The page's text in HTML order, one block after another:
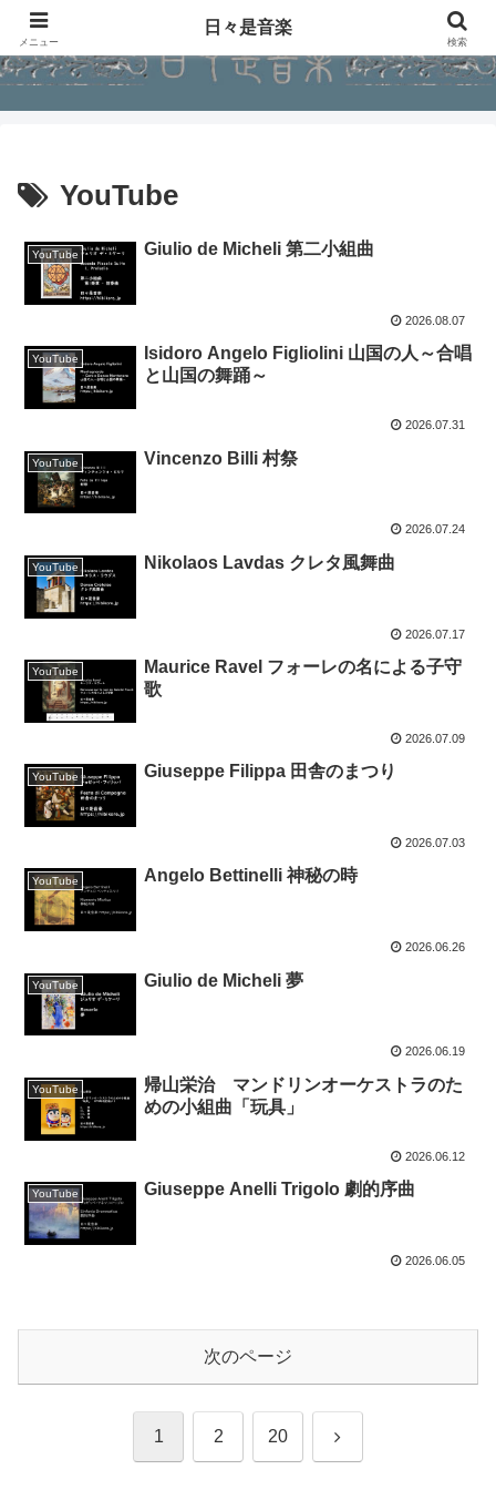
YouTube
YouTube Giulio de Micheli 第二小組曲
2026.08.07
YouTube
Isidoro Angelo Figliolini 山国の人～合唱
と山国の舞踊～
2026.07.31
YouTube Vincenzo Billi 村祭
2026.07.24
YouTube Nikolaos Lavdas クレタ風舞曲
2026.07.17
YouTube
Maurice Ravel フォーレの名による子守
歌
2026.07.09
YouTube Giuseppe Filippa 田舎のまつり
2026.07.03
YouTube Angelo Bettinelli 神秘の時
2026.06.26
YouTube Giulio de Micheli 夢
2026.06.19
YouTube
帰山栄治 マンドリンオーケストラのた
めの小組曲「玩具」
2026.06.12
YouTube Giuseppe Anelli Trigolo 劇的序曲
2026.06.05
次のページ
1 2 20 次
メニュー
日々是音楽
検索